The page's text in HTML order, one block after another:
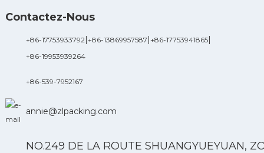
Contactez-Nous
+86-17753933792| +86-13869957587 | +86-17753941865|
+86-19953939264
+86-539-7952167
annie@zlpacking.com
NO.249 DE LA ROUTE SHUANGYUEYUAN,